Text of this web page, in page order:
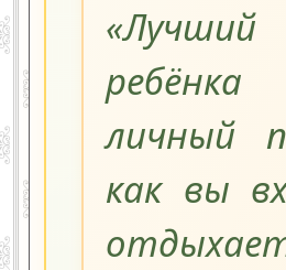
личный
как вы